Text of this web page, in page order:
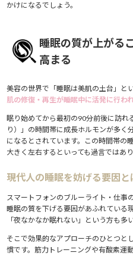
かけになるでしょう。
睡眠の質が上がる
高まる
美容の世界で「睡眠は美肌の土台」と
肌の修復・再生が睡眠中に活発に行わ
眠り始めてから最初の90分前後に訪れ
り）」の時間帯に成長ホルモンが多く
になるとされています。この時間帯の
大きく左右するといっても過言ではあり
現代人の睡眠を妨げる要因と
スマートフォンのブルーライト・仕事
睡眠の質を下げる要因があふれている
「夜なかなか眠れない」という方も多
そこで効果的なアプローチのひとつと
慣です。筋力トレーニングや有酸素運